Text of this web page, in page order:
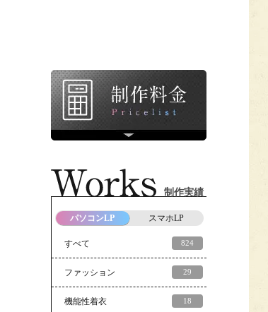
制作実績
パソコンLP スマホLP
すべて 824
ファッション 29
機能性着衣 18